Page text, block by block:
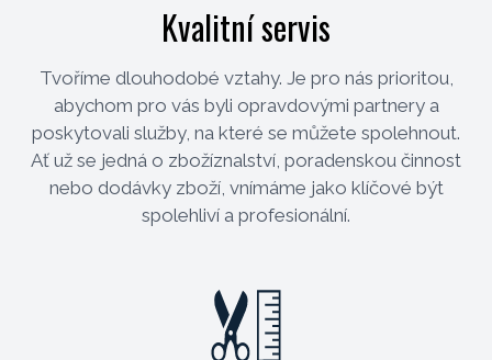
Kvalitní servis
Tvoříme dlouhodobé vztahy. Je pro nás prioritou,
abychom pro vás byli opravdovými partnery a
poskytovali služby, na které se můžete spolehnout.
Ať už se jedná o zbožíznalství, poradenskou činnost
nebo dodávky zboží, vnímáme jako klíčové být
spolehliví a profesionální.